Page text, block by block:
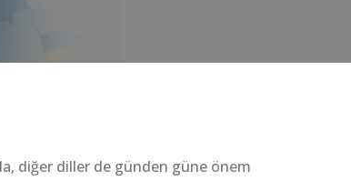
diğer diller de günden güne önem